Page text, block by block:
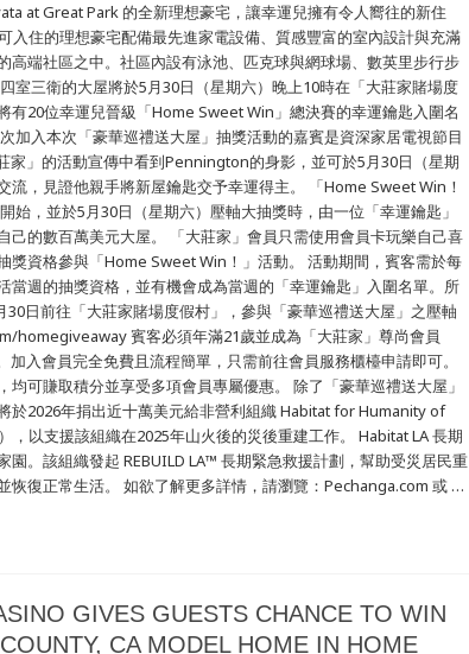
at Great Park 的全新理想豪宅，讓幸運兒擁有令人嚮往的新住
住的理想豪宅配備最先進家電設備、質感豐富的室內設計與充滿
高端社區之中。社區內設有泳池、匹克球與網球場、數英里步行步
室三衛的大屋將於5月30日（星期六）晚上10時在「大莊家賭場度
有20位幸運兒晉級「Home Sweet Win」總決賽的幸運鑰匙入圍名
加入本次「豪華巡禮送大屋」抽獎活動的嘉賓是資深家居電視節目
」的活動宣傳中看到Pennington的身影，並可於5月30日（星期
流，見證他親手將新屋鑰匙交予幸運得主。 「Home Sweet Win！
始，並於5月30日（星期六）壓軸大抽獎時，由一位「幸運鑰匙」
己的數百萬美元大屋。 「大莊家」會員只需使用會員卡玩樂自己喜
獎資格參與「Home Sweet Win！」活動。 活動期間，賓客需於每
當週的抽獎資格，並有機會成為當週的「幸運鑰匙」入圍名單。所
日前往「大莊家賭場度假村」，參與「豪華巡禮送大屋」之壓軸
homegiveaway 賓客必須年滿21歲並成為「大莊家」尊尚會員
加入會員完全免費且流程簡單，只需前往會員服務櫃檯申請即可。
可賺取積分並享受多項會員專屬優惠。 除了「豪華巡禮送大屋」
於2026年捐出近十萬美元給非營利組織 Habitat for Humanity of
以支援該組織在2025年山火後的災後重建工作。 Habitat LA 長期
。該組織發起 REBUILD LA™ 長期緊急救援計劃，幫助受災居民重
恢復正常生活。 如欲了解更多詳情，請瀏覽：Pechanga.com 或 …
GIVES GUESTS CHANCE TO WIN
CA MODEL HOME IN HOME